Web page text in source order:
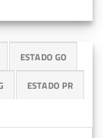
ESTADO GO
ESTADO PR